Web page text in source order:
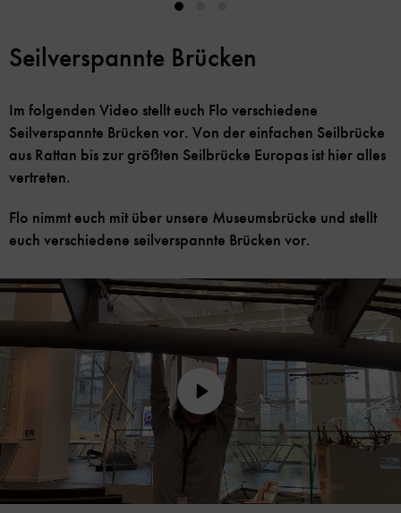
Seilverspannte Brücken
Im folgenden Video stellt euch Flo verschiedene
Seilverspannte Brücken vor. Von der einfachen Seilbrücke
aus Rattan bis zur größten Seilbrücke Europas ist hier alles
vertreten.
Flo nimmt euch mit über unsere Museumsbrücke und stellt
euch verschiedene seilverspannte Brücken vor.
Play